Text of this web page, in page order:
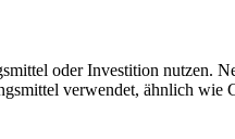
oder Investition nutzen.
verwendet, ähnlich wie